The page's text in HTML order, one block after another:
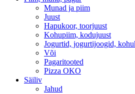
Munad ja piim
Juust
Hapukoor, toorjuust
Kohupiim, kodujuust
Jogurtid, jogurtijoogid,
Või
Pagaritooted
Pizza OKO
Säiliv
Jahud